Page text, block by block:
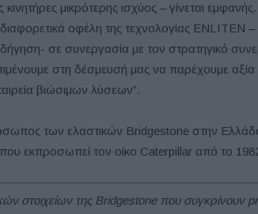
κινητήρες μικρότερης ισχύος – γίνεται
οφέλη της τεχνολογίας ENLITEN –
σε συνεργασία με τον στρατηγικό
στη δέσμευσή μας να παρέχουμε
βιώσιμων λύσεων”.
των ελαστικών Bridgestone στην Ελλάδα
εκπροσωπεί τον οίκο Caterpillar από το
στοιχείων της Bridgestone που συγκρίνουν